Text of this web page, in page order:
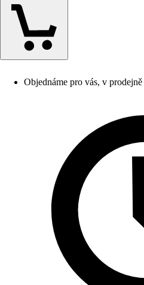
Objednáme pro vás, v